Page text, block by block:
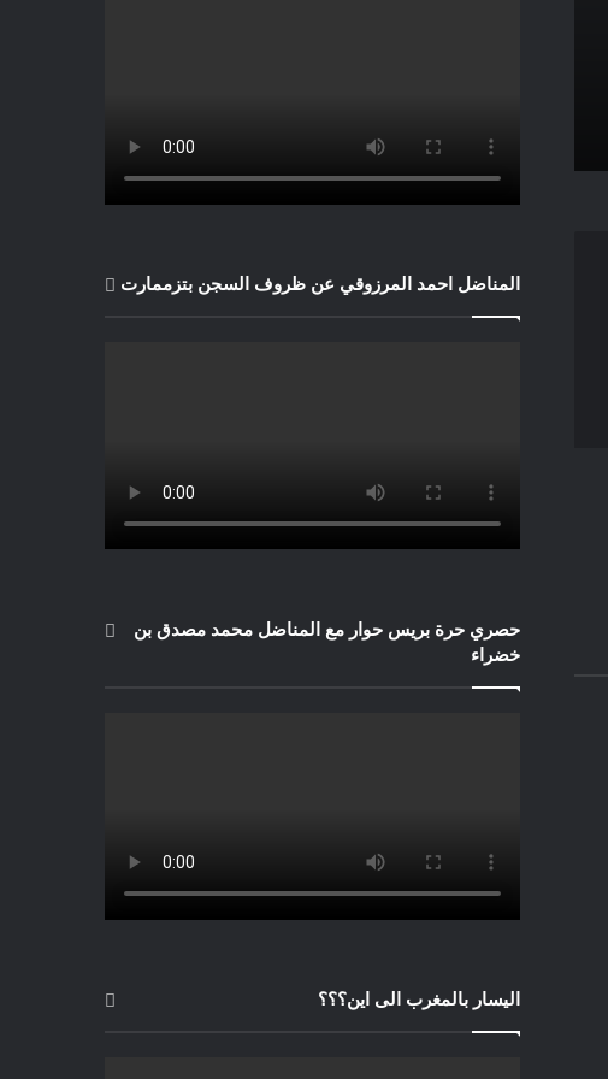
المناضل احمد المرزوقي عن ظروف السجن بتزممارت
حصري حرة بريس حوار مع المناضل محمد مصدق بن
خضراء
اليسار بالمغرب الى اين؟؟؟